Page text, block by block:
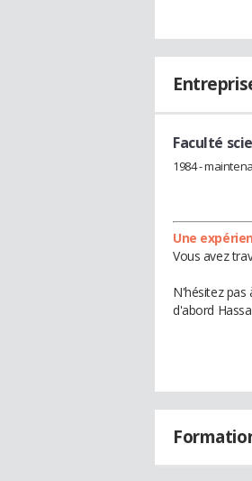
Faculté
1984 -
Une
Vous avez
N'hésitez pas
d'abord